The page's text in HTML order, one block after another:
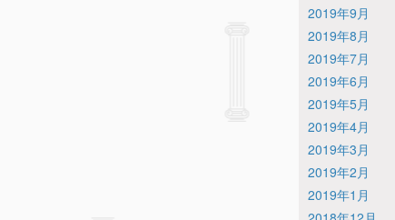
2019年9月
2019年8月
2019年7月
2019年6月
2019年5月
2019年4月
2019年3月
2019年2月
2019年1月